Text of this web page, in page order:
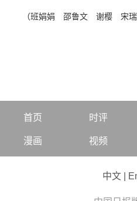
（班娟娟 邵鲁文 谢樱 宋瑞
首页 时评
漫画 视频
中文